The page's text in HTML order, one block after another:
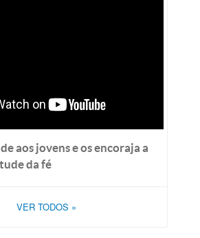
aos jovens e os encoraja a
da fé
VER TODOS »